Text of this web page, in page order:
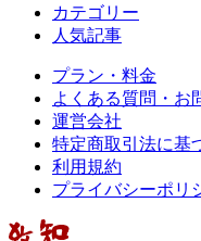
カテゴリー
人気記事
プラン・料金
よくある質問・お
運営会社
特定商取引法に基
利用規約
プライバシーポリ